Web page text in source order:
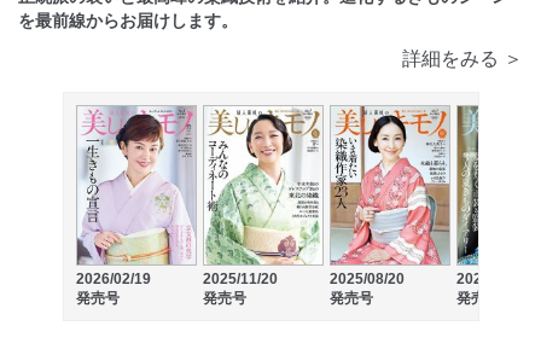
を最前線からお届けします。
詳細をみる ＞
2026/02/19
発売号
2025/11/20
発売号
2025/08/20
発売号
2025/05/20
発売号